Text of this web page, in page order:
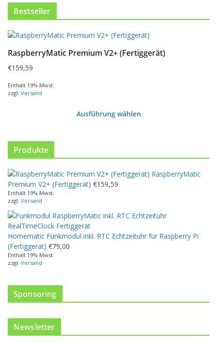
Bestseller
RaspberryMatic Premium V2+ (Fertiggerät)
€159,59
Enthält 19% Mwst.
zzgl. Versand
Ausführung wählen
s
e
s
P
r
o
d
u
k
t
w
t
e
Produkte
RaspberryMatic
Premium V2+ (Fertiggerät) €159,59
Enthält 19% Mwst.
zzgl. Versand
Homematic Funkmodul inkl. RTC Echtzeituhr für Raspberry Pi
(Fertiggerät) €79,00
Enthält 19% Mwst.
zzgl. Versand
Sponsoring
Newsletter